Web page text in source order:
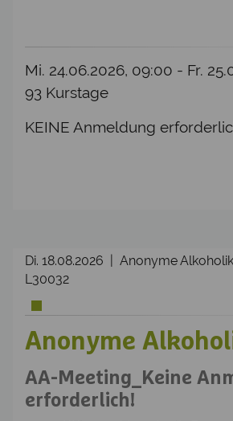
Mi. 24.06.2026, 09:00 - Fr.
93 Kurstage
KEINE Anmeldung
Di. 18.08.2026 | Anonyme
L30032
Anonyme
AA-Meeting_Keine
erforderlich!